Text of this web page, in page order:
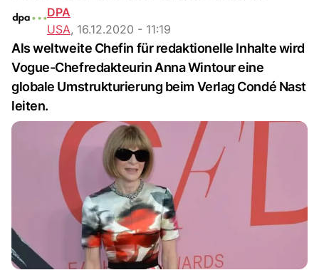
DPA
USA, 16.12.2020 - 11:19
Als weltweite Chefin für redaktionelle Inhalte wird
Vogue-Chefredakteurin Anna Wintour eine
globale Umstrukturierung beim Verlag Condé Nast
leiten.